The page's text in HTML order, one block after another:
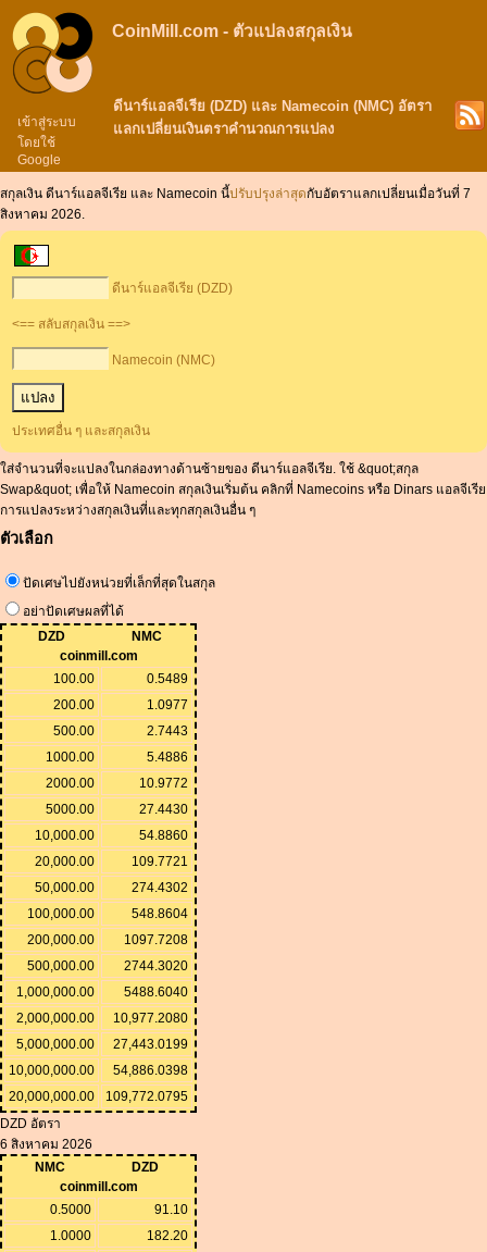
เข้าสู่ระบบ
โดยใช้
Google
CoinMill.com - ตัวแปลงสกุลเงิน
ดีนาร์แอลจีเรีย (DZD) และ Namecoin (NMC) อัตรา
แลกเปลี่ยนเงินตราคำนวณการแปลง
สกุลเงิน ดีนาร์แอลจีเรีย และ Namecoin นี้ปรับปรุงล่าสุดกับอัตราแลกเปลี่ยนเมื่อวันที่ 7
สิงหาคม 2026.
ดีนาร์แอลจีเรีย (DZD)
<== สลับสกุลเงิน ==>
Namecoin (NMC)
ประเทศอื่น ๆ และสกุลเงิน
ใส่จำนวนที่จะแปลงในกล่องทางด้านซ้ายของ ดีนาร์แอลจีเรีย. ใช้ &quot;สกุล
Swap&quot; เพื่อให้ Namecoin สกุลเงินเริ่มต้น คลิกที่ Namecoins หรือ Dinars แอลจีเรีย
การแปลงระหว่างสกุลเงินที่และทุกสกุลเงินอื่น ๆ
ตัวเลือก
ปัดเศษไปยังหน่วยที่เล็กที่สุดในสกุล
อย่าปัดเศษผลที่ได้
DZD
NMC
coinmill.com
100.00
0.5489
200.00
1.0977
500.00
2.7443
1000.00
5.4886
2000.00
10.9772
5000.00
27.4430
10,000.00
54.8860
20,000.00
109.7721
50,000.00
274.4302
100,000.00
548.8604
200,000.00
1097.7208
500,000.00
2744.3020
1,000,000.00
5488.6040
2,000,000.00
10,977.2080
5,000,000.00
27,443.0199
10,000,000.00
54,886.0398
20,000,000.00
109,772.0795
DZD อัตรา
6 สิงหาคม 2026
NMC
DZD
coinmill.com
0.5000
91.10
1.0000
182.20